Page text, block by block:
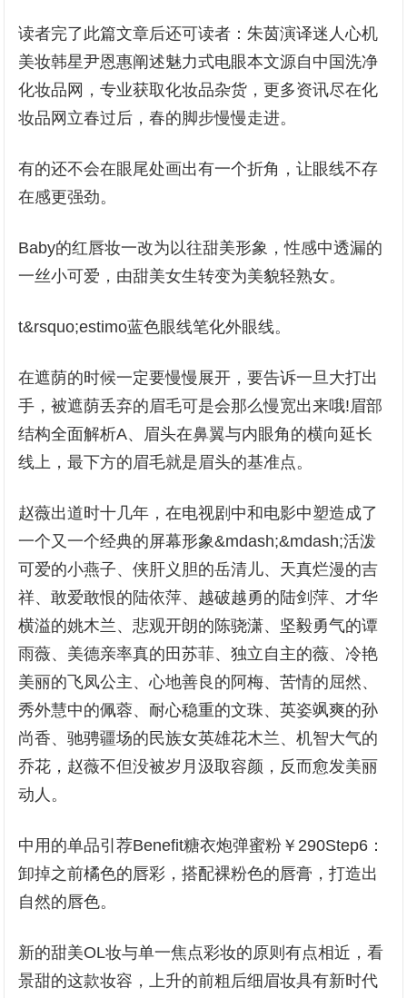
读者完了此篇文章后还可读者：朱茵演译迷人心机
美妆韩星尹恩惠阐述魅力式电眼本文源自中国洗净
化妆品网，专业获取化妆品杂货，更多资讯尽在化
妆品网立春过后，春的脚步慢慢走进。
有的还不会在眼尾处画出有一个折角，让眼线不存
在感更强劲。
Baby的红唇妆一改为以往甜美形象，性感中透漏的
一丝小可爱，由甜美女生转变为美貌轻熟女。
t&rsquo;estimo蓝色眼线笔化外眼线。
在遮荫的时候一定要慢慢展开，要告诉一旦大打出
手，被遮荫丢弃的眉毛可是会那么慢宽出来哦!眉部
结构全面解析A、眉头在鼻翼与内眼角的横向延长
线上，最下方的眉毛就是眉头的基准点。
赵薇出道时十几年，在电视剧中和电影中塑造成了
一个又一个经典的屏幕形象&mdash;&mdash;活泼
可爱的小燕子、侠肝义胆的岳清儿、天真烂漫的吉
祥、敢爱敢恨的陆依萍、越破越勇的陆剑萍、才华
横溢的姚木兰、悲观开朗的陈骁潇、坚毅勇气的谭
雨薇、美德亲率真的田苏菲、独立自主的薇、冷艳
美丽的飞凤公主、心地善良的阿梅、苦情的屈然、
秀外慧中的佩蓉、耐心稳重的文珠、英姿飒爽的孙
尚香、驰骋疆场的民族女英雄花木兰、机智大气的
乔花，赵薇不但没被岁月汲取容颜，反而愈发美丽
动人。
中用的单品引荐Benefit糖衣炮弹蜜粉￥290Step6：
卸掉之前橘色的唇彩，搭配裸粉色的唇膏，打造出
自然的唇色。
新的甜美OL妆与单一焦点彩妆的原则有点相近，看
景甜的这款妆容，上升的前粗后细眉妆具有新时代